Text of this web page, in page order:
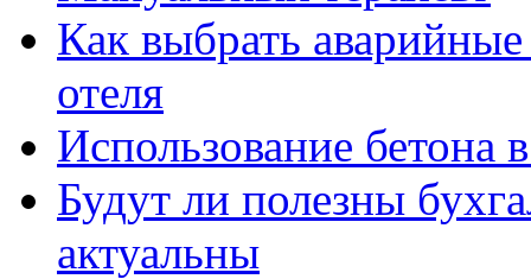
Как выбрать
отеля
Использование бетона
Будут ли полезны
актуальны